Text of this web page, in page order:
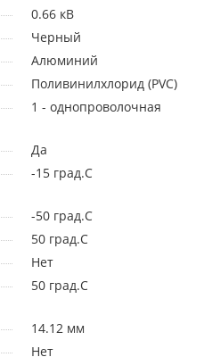
0.66 кВ
Черный
Алюминий
Поливинилхлорид (PVC)
1 - однопроволочная
Да
-15 град.C
-50 град.C
50 град.C
Нет
50 град.C
14.12 мм
Нет